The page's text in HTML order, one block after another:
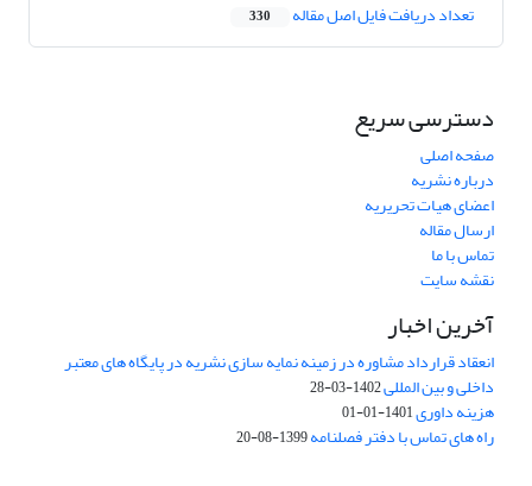
تعداد دریافت فایل اصل مقاله 330
دسترسی سریع
صفحه اصلی
درباره نشریه
اعضای هیات تحریریه
ارسال مقاله
تماس با ما
نقشه سایت
آخرین اخبار
انعقاد قرارداد مشاوره در زمینه نمایه سازی نشریه در پایگاه های معتبر
داخلی و بین المللی1402-03-28
هزینه داوری1401-01-01
راه های تماس با دفتر فصلنامه1399-08-20